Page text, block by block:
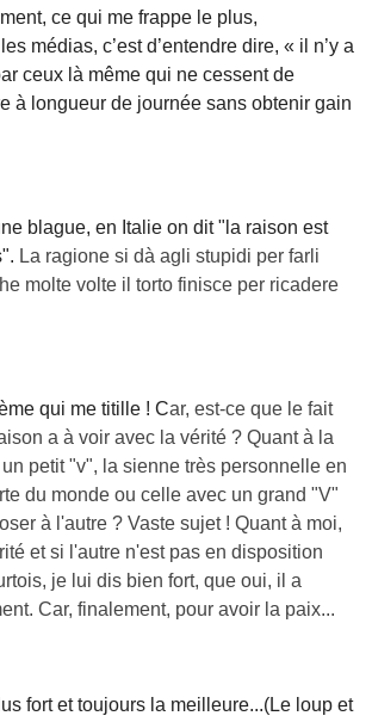
ce qui me frappe le plus,
médias, c’est d’entendre dire, « il n’y a
ceux là même qui ne cessent de
à longueur de journée sans obtenir gain
blague, en Italie on dit "la raison est
La ragione si dà agli stupidi per farli
molte volte il torto finisce per ricadere
qui me titille ! Car, est-ce que le fait
a à voir avec la vérité ? Quant à la
petit "v", la sienne très personnelle en
du monde ou celle avec un grand "V"
à l'autre ? Vaste sujet ! Quant à moi,
et si l'autre n'est pas en disposition
je lui dis bien fort, que oui, il a
Car, finalement, pour avoir la paix...
fort et toujours la meilleure...(Le loup et